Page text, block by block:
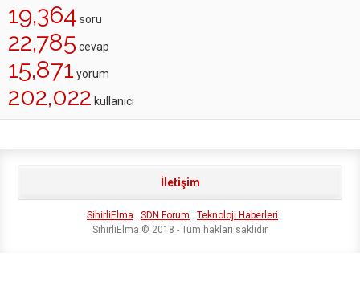
19,364 soru
22,785 cevap
15,871 yorum
202,022 kullanıcı
İletişim
SihirliElma SDN Forum
Teknoloji Haberleri
SihirliElma © 2018 - Tüm hakları saklıdır